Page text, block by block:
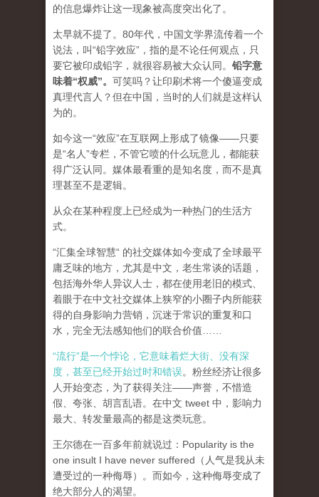
的信息爆炸让这一现象被高度突出化了。
太早就不提了。80年代，中国文学界流传着一个
说法，叫“铅字效应”，指的是不论任何观点，只
要它被印成铅字，就很容易被大众认同。 铅字意
味着“权威”。 可笑吗？让印刷术将一个傻逼变成
真理代言人？但在中国，当时的人们就是这样认
为的。
如今这一“效应”在互联网上形成了镜像——只要
是“名人”专栏，不管它喷的什么玩意儿，都能获
得广泛认同。媒体最看重的是知名度，而不是真
理甚至不是逻辑。
从众在某种程度上已经成为一种热门的生活方
式。
“汇集全球智慧“ 的社交媒体如今变成了全球最平
庸乏味的地方，尤其是中文，老生常谈的话题，
包括海外华人异议人士，都在使用老旧的模式、
着眼于在中文社交媒体上狭窄的小圈子内所能获
得的自身影响力营销，沉迷于常识的重复和口
水，完全无法感知他们的联合价值……
“流行”是一个悖论，它意味着烂大街、没有深
度，甚至已经开始过时和错误。粉丝经济让很多
人开始变态，为了获得关注——声誉，不惜造
假、夸张、胡言乱语。在中文 tweet 中，影响力
最大、转发量最高的都是这类玩意。
王尔德在一百多年前就说过：Popularity is the
one insult I have never suffered（人气是我从未
遭受过的一种侮辱）。而如今，这种侮辱变成了
绝大部分人的渴望。